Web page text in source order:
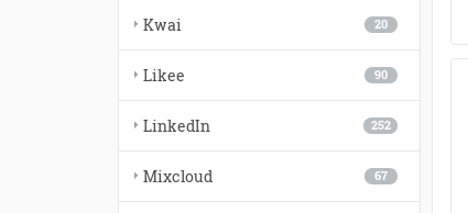
20
Kwai
90
Likee
252
LinkedIn
67
Mixcloud